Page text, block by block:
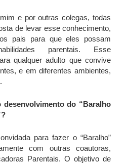
e por outras colegas, todas
de levar esse conhecimento,
pais para que eles possam
parentais. Esse
qualquer adulto que convive
e em diferentes ambientes,
do “Baralho
para fazer o “Baralho”
com outras coautoras,
Parentais. O objetivo de